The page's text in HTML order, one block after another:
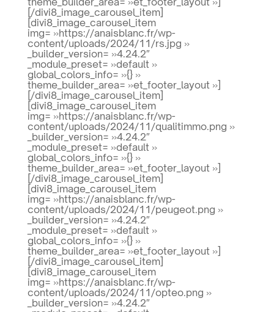
[/divi8_image_carousel_item]
[divi8_image_carousel_item
img= »https://anaisblanc.fr/wp-
content/uploads/2024/11/rs.jpg »
_builder_version= »4.24.2″
_module_preset= »default »
global_colors_info= »{} »
theme_builder_area= »et_footer_layout »]
[/divi8_image_carousel_item]
[divi8_image_carousel_item
img= »https://anaisblanc.fr/wp-
content/uploads/2024/11/qualitimmo.png »
_builder_version= »4.24.2″
_module_preset= »default »
global_colors_info= »{} »
theme_builder_area= »et_footer_layout »]
[/divi8_image_carousel_item]
[divi8_image_carousel_item
img= »https://anaisblanc.fr/wp-
content/uploads/2024/11/peugeot.png »
_builder_version= »4.24.2″
_module_preset= »default »
global_colors_info= »{} »
theme_builder_area= »et_footer_layout »]
[/divi8_image_carousel_item]
[divi8_image_carousel_item
img= »https://anaisblanc.fr/wp-
content/uploads/2024/11/opteo.png »
_builder_version= »4.24.2″